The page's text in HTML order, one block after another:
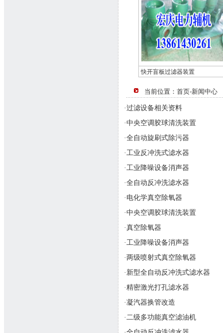
快开盲板过滤器装置
当前位置：首页-新闻中心
·过滤设备相关资料
·中央空调胶球清洗装置
·全自动旋刷式除污器
·工业反冲洗式滤水器
·工业降噪设备消声器
·全自动反冲洗滤水器
·电化学真空除氧器
·中央空调胶球清洗装置
·真空除氧器
·工业降噪设备消声器
·两级喷射式真空除氧器
·新型全自动反冲洗式滤水器
·精密激光打孔滤水器
·凝汽器换管改造
·二级多功能真空滤油机